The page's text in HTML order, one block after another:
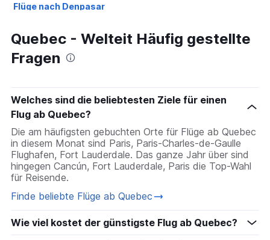
Flüge nach Denpasar
Flüge nach Berlin
Flüge nach Málaga
Quebec - Welteit Häufig gestellte
Fragen
Welches sind die beliebtesten Ziele für einen
Flug ab Quebec?
Die am häufigsten gebuchten Orte für Flüge ab Quebec
in diesem Monat sind Paris, Paris-Charles-de-Gaulle
Flughafen, Fort Lauderdale. Das ganze Jahr über sind
hingegen Cancún, Fort Lauderdale, Paris die Top-Wahl
für Reisende.
Finde beliebte Flüge ab Quebec
Wie viel kostet der günstigste Flug ab Quebec?